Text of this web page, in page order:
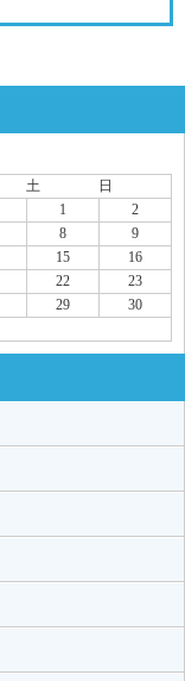
土
日
1
2
8
9
15
16
22
23
29
30